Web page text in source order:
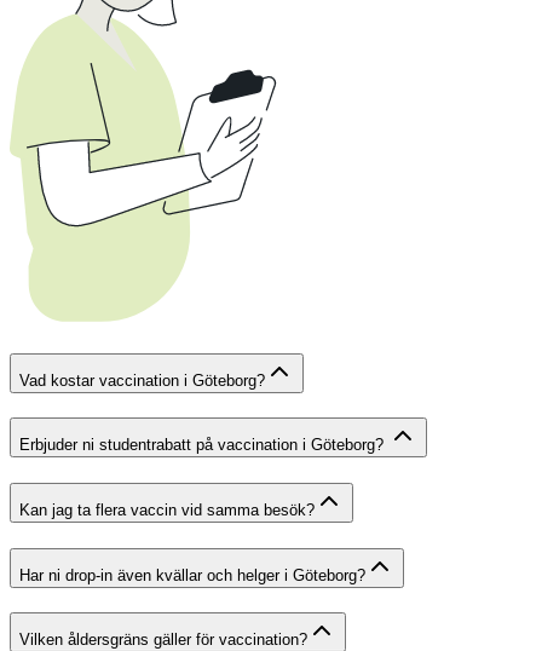
Vad kostar vaccination i Göteborg?
Erbjuder ni studentrabatt på vaccination i Göteborg?
Kan jag ta flera vaccin vid samma besök?
Har ni drop-in även kvällar och helger i Göteborg?
Vilken åldersgräns gäller för vaccination?